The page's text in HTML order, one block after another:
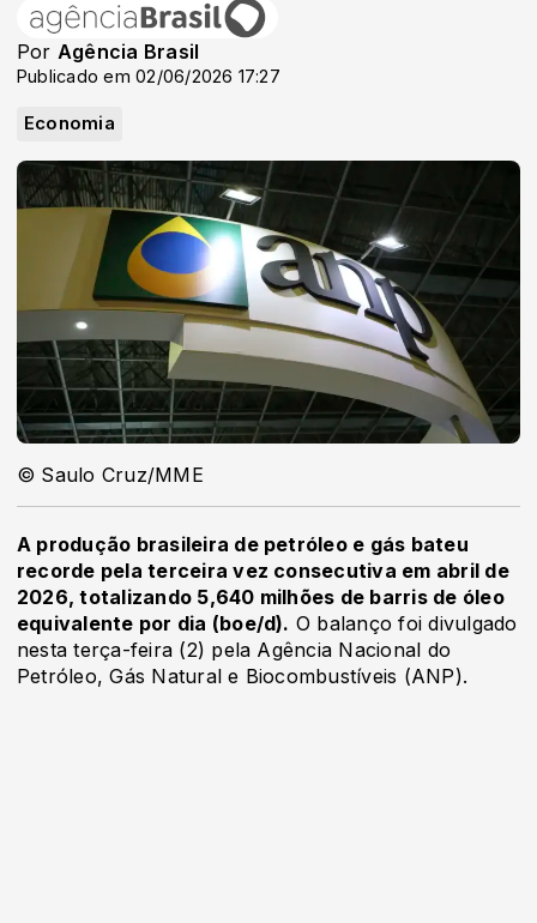
Por Agência Brasil
Publicado em 02/06/2026 17:27
Economia
© Saulo Cruz/MME
A produção brasileira de petróleo e gás bateu
recorde pela terceira vez consecutiva em abril de
2026, totalizando 5,640 milhões de barris de óleo
equivalente por dia (boe/d). O balanço foi divulgado
nesta terça-feira (2) pela Agência Nacional do
Petróleo, Gás Natural e Biocombustíveis (ANP).